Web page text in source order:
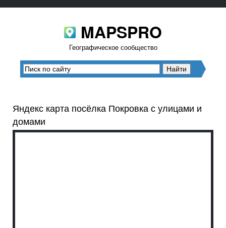
MAPSPRO
Географическое сообщество
Яндекс карта посёлка Покровка с улицами и
домами